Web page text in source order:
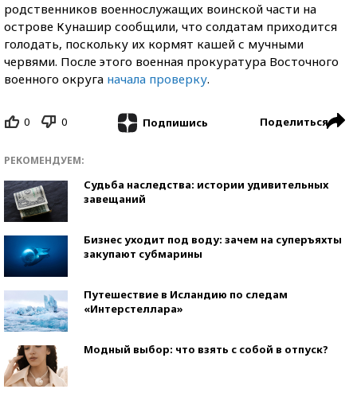
родственников военнослужащих воинской части на
острове Кунашир сообщили, что солдатам приходится
голодать, поскольку их кормят кашей с мучными
червями. После этого военная прокуратура Восточного
военного округа начала проверку.
0 0 Подпишись Поделиться
РЕКОМЕНДУЕМ:
Судьба наследства: истории удивительных
завещаний
Бизнес уходит под воду: зачем на суперъяхты
закупают субмарины
Путешествие в Исландию по следам
«Интерстеллара»
Модный выбор: что взять с собой в отпуск?